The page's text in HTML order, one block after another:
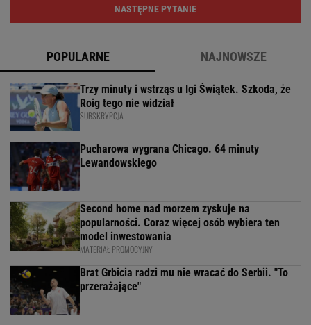
NASTĘPNE PYTANIE
POPULARNE NAJNOWSZE
Trzy minuty i wstrząs u Igi Świątek. Szkoda, że
Roig tego nie widział
SUBSKRYPCJA
Pucharowa wygrana Chicago. 64 minuty
Lewandowskiego
Second home nad morzem zyskuje na
popularności. Coraz więcej osób wybiera ten
model inwestowania
MATERIAŁ PROMOCYJNY
Brat Grbicia radzi mu nie wracać do Serbii. "To
przerażające"